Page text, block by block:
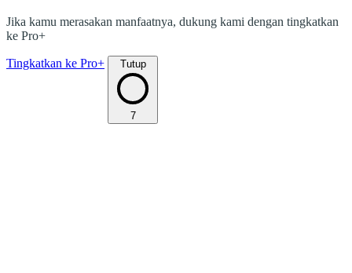
Jika kamu merasakan manfaatnya, dukung kami dengan tingkatkan
ke Pro+
Tingkatkan ke Pro+ Tutup
7